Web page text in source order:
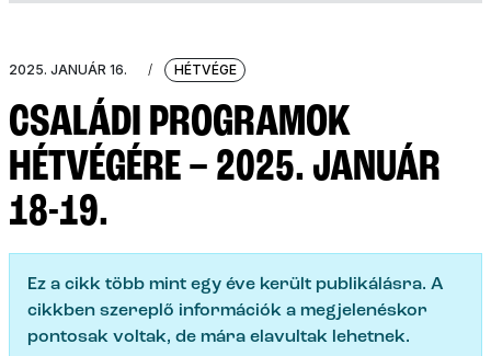
2025. JANUÁR 16. / HÉTVÉGE
CSALÁDI PROGRAMOK
HÉTVÉGÉRE – 2025. JANUÁR
18-19.
Ez a cikk több mint egy éve került publikálásra. A
cikkben szereplő információk a megjelenéskor
pontosak voltak, de mára elavultak lehetnek.